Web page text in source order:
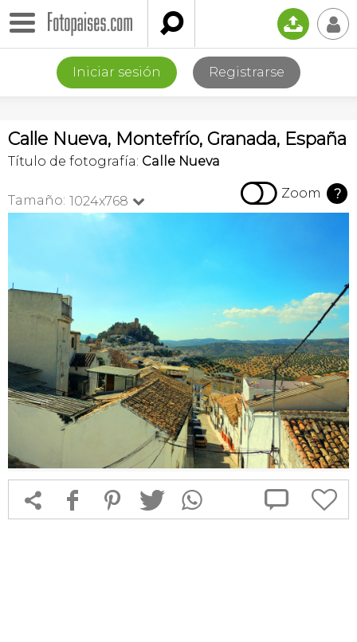
 📤 👤
Iniciar sesión Registrarse
Calle Nueva, Montefrío, Granada, España
Título de fotografía: Calle Nueva
Tamaño: 1024x768   Zoom ?
 f 1 T  